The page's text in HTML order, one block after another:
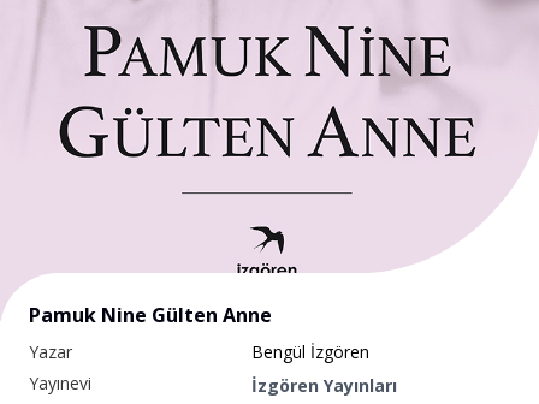
Pamuk Nine Gülten Anne
Yazar
Bengül İzgören
Yayınevi
İzgören Yayınları